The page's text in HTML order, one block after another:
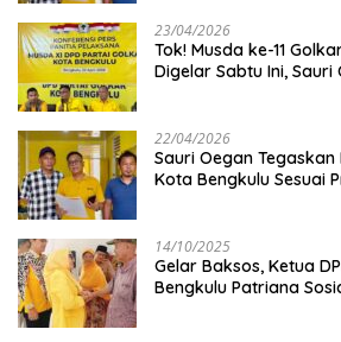
23/04/2026
‎Tok! Musda ke-11
Digelar Sabtu Ini,
22/04/2026
Sauri Oegan
Kota Bengkulu Sesuai
14/10/2025
‎Gelar Baksos, Ketua
Bengkulu Patriana